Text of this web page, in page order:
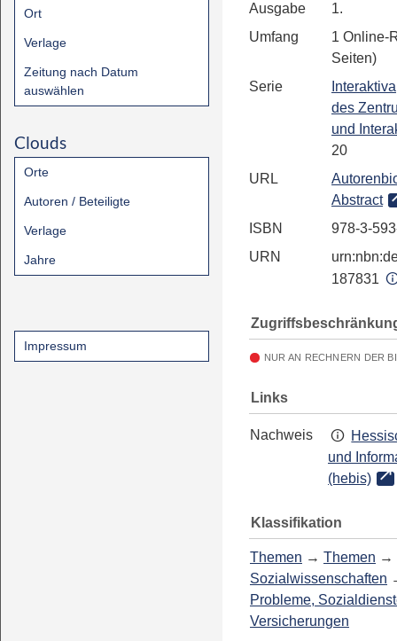
Ort
Verlage
Zeitung nach Datum
auswählen
Clouds
Orte
Autoren / Beteiligte
Verlage
Jahre
Impressum
Ausgabe
1.
Umfang
1 Online-
Seiten)
Serie
des
und
20
URL
Abstract
ISBN
978-3-
URN
187831
NUR AN RECHNERN DER
Links
Nachweis
und
(hebis)
Klassifikation
Themen → Themen →
Sozialwissenschaften
Probleme,
Versicherungen